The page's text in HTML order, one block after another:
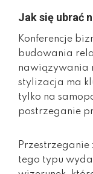
Jak się ubrać
Konferencje
budowania
nawiązywania
stylizacja ma
tylko na
postrzeganie
tego typu